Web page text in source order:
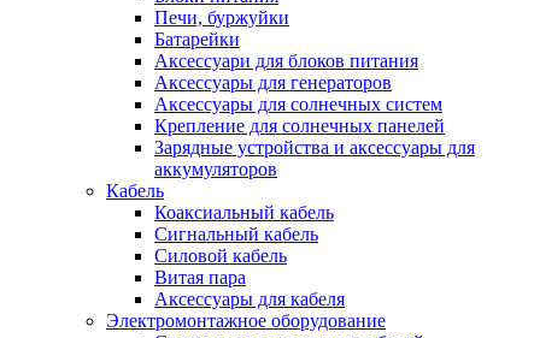
Печи, буржуйки
Батарейки
Аксессуари для блоков питания
Аксессуары для генераторов
Аксессуары для солнечных систем
Крепление для солнечных панелей
Зарядные устройства и аксессуары для
аккумуляторов
Кабель
Коаксиальный кабель
Сигнальный кабель
Силовой кабель
Витая пара
Аксессуары для кабеля
Электромонтажное оборудование